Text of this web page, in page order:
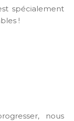
spécialement
!
nous